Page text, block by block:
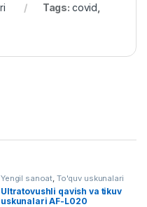
Tags: covid
Yengil sanoat, To'quv uskunalari
Ultratovushli qavish va tikuv
uskunalari AF-L020